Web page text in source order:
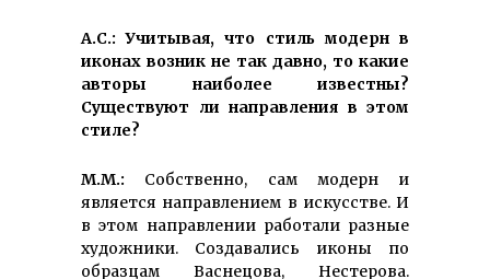
А.С.: Учитывая, что стиль модерн в
иконах возник не так давно, то какие
авторы наиболее известны?
Существуют ли направления в этом
стиле?
М.М.: Собственно, сам модерн и
является направлением в искусстве. И
в этом направлении работали разные
художники. Создавались иконы по
образцам Васнецова, Нестерова.